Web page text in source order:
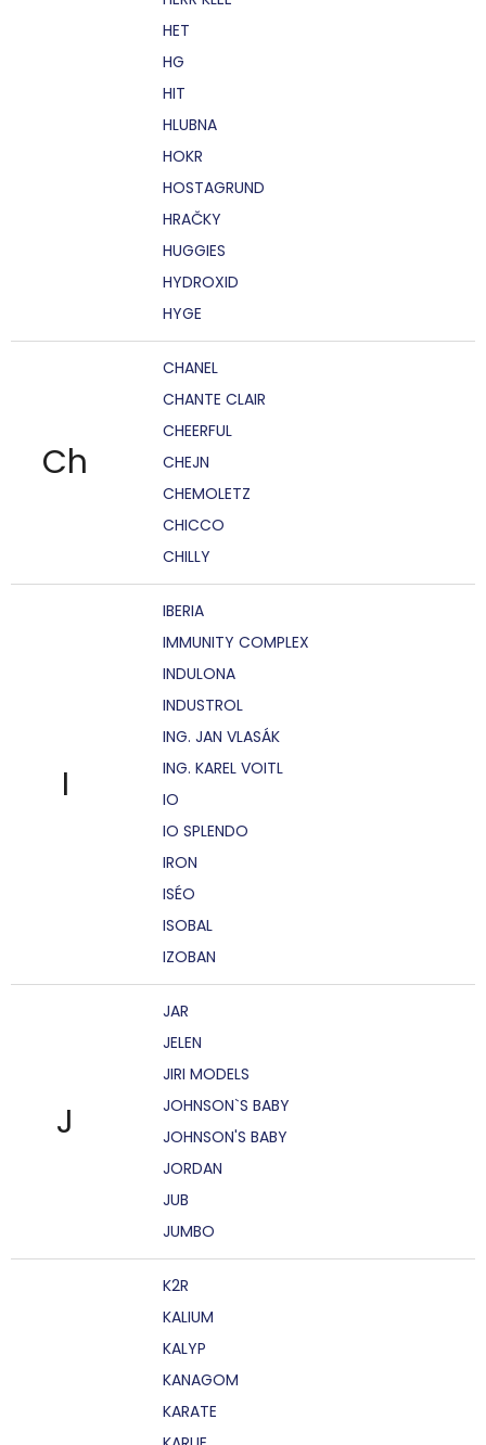
HET
HG
HIT
HLUBNA
HOKR
HOSTAGRUND
HRAČKY
HUGGIES
HYDROXID
HYGE
Ch
CHANEL
CHANTE CLAIR
CHEERFUL
CHEJN
CHEMOLETZ
CHICCO
CHILLY
I
IBERIA
IMMUNITY COMPLEX
INDULONA
INDUSTROL
ING. JAN VLASÁK
ING. KAREL VOITL
IO
IO SPLENDO
IRON
ISÉO
ISOBAL
IZOBAN
J
JAR
JELEN
JIRI MODELS
JOHNSON`S BABY
JOHNSON'S BABY
JORDAN
JUB
JUMBO
K2R
KALIUM
KALYP
KANAGOM
KARATE